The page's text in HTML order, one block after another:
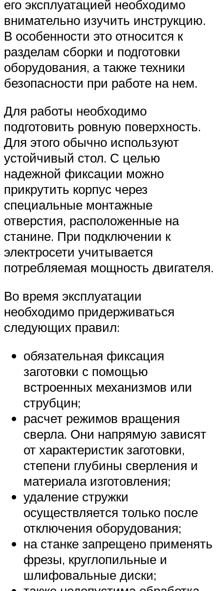
его эксплуатацией необходимо
внимательно изучить инструкцию.
В особенности это относится к
разделам сборки и подготовки
оборудования, а также техники
безопасности при работе на нем.
Для работы необходимо
подготовить ровную поверхность.
Для этого обычно используют
устойчивый стол. С целью
надежной фиксации можно
прикрутить корпус через
специальные монтажные
отверстия, расположенные на
станине. При подключении к
электросети учитывается
потребляемая мощность двигателя.
Во время эксплуатации
необходимо придерживаться
следующих правил:
обязательная фиксация
заготовки с помощью
встроенных механизмов или
струбцин;
расчет режимов вращения
сверла. Они напрямую зависят
от характеристик заготовки,
степени глубины сверления и
материала изготовления;
удаление стружки
осуществляется только после
отключения оборудования;
на станке запрещено применять
фрезы, круглопильные и
шлифовальные диски;